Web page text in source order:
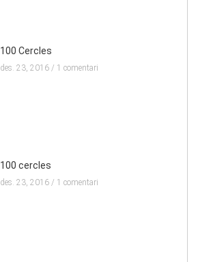
100 Cercles
des. 23, 2016 / 1 comentari
100 cercles
des. 23, 2016 / 1 comentari